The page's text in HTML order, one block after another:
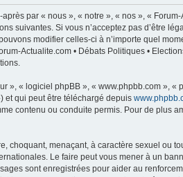
par « nous », « notre », « nos », «
suivantes. Si vous n’acceptez pas d’être
modifier celles-ci à n’importe quel
Actualite.com • Débats Politiques •
», « logiciel phpBB », « www.phpbb.com »,
et qui peut être téléchargé depuis
contenu ou conduite permis. Pour de plus
choquant, menaçant, à caractère sexuel ou
Le faire peut vous mener à un
sont enregistrées pour aider au